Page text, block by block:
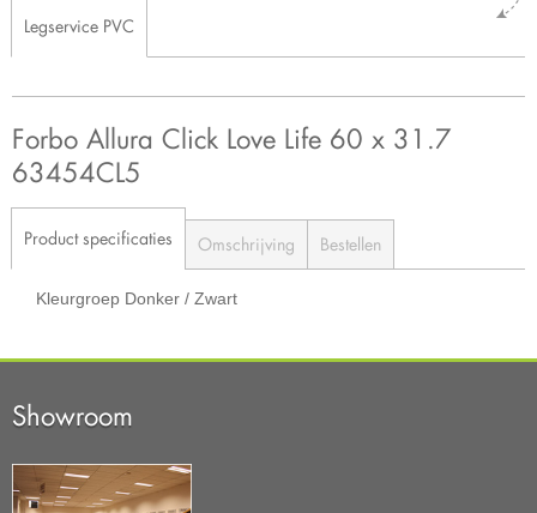
Legservice PVC
Forbo Allura Click Love Life 60 x 31.7
63454CL5
Product specificaties Omschrijving Bestellen
Kleurgroep Donker / Zwart
Showroom